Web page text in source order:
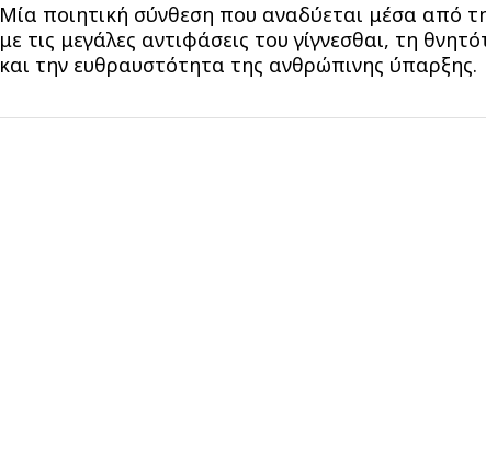
Mία ποιητική σύνθεση που αναδύεται μέσα από
με τις μεγάλες αντιφάσεις του γίγνεσθαι, τη
και την ευθραυστότητα της ανθρώπινης ύπαρξης.